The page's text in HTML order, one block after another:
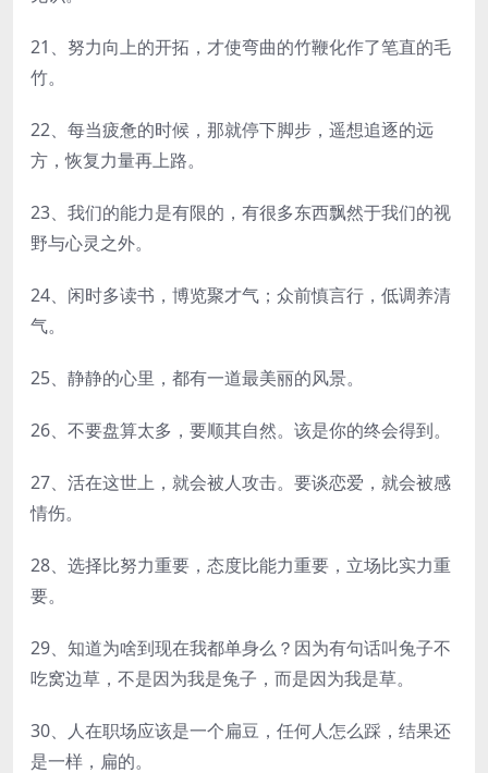
21、努力向上的开拓，才使弯曲的竹鞭化作了笔直的毛
竹。
22、每当疲惫的时候，那就停下脚步，遥想追逐的远
方，恢复力量再上路。
23、我们的能力是有限的，有很多东西飘然于我们的视
野与心灵之外。
24、闲时多读书，博览聚才气；众前慎言行，低调养清
气。
25、静静的心里，都有一道最美丽的风景。
26、不要盘算太多，要顺其自然。该是你的终会得到。
27、活在这世上，就会被人攻击。要谈恋爱，就会被感
情伤。
28、选择比努力重要，态度比能力重要，立场比实力重
要。
29、知道为啥到现在我都单身么？因为有句话叫兔子不
吃窝边草，不是因为我是兔子，而是因为我是草。
30、人在职场应该是一个扁豆，任何人怎么踩，结果还
是一样，扁的。